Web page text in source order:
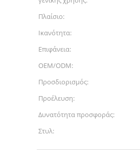
Πλαίσιο:
Ικανότητα:
Επιφάνεια:
OEM/ODM:
Προσδιορισμός:
Προέλευση:
Δυνατότητα προσφοράς:
Στυλ: